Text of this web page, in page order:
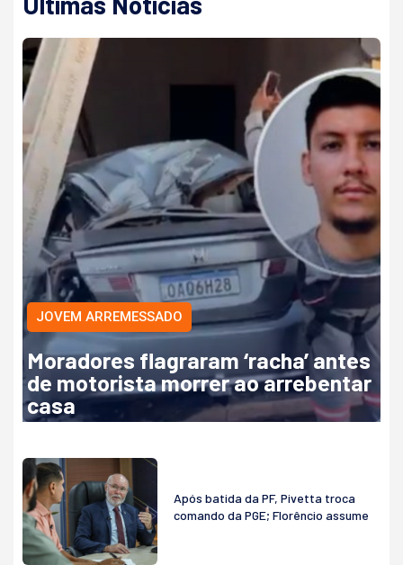
JOVEM ARREMESSADO
Moradores flagraram ‘racha’ antes
de motorista morrer ao arrebentar
casa
Após batida da PF, Pivetta troca
comando da PGE; Florêncio assume